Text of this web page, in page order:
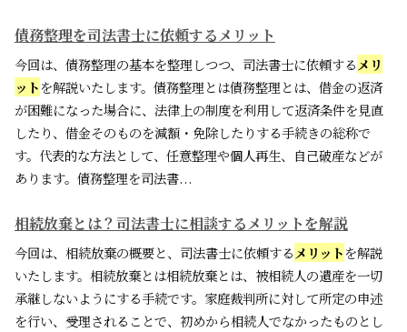
債務整理を司法書士に依頼するメリット
今回は、債務整理の基本を整理しつつ、司法書士に依頼する メリ
ットを解説いたします。債務整理とは債務整理とは、借金の返済
が困難になった場合に、法律上の制度を利用して返済条件を見直
したり、借金そのものを減額・免除したりする手続きの総称で
す。代表的な方法として、任意整理や個人再生、自己破産などが
あります。債務整理を司法書...
相続放棄とは？司法書士に相談するメリットを解説
今回は、相続放棄の概要と、司法書士に依頼する メリットを解説
いたします。相続放棄とは相続放棄とは、被相続人の遺産を一切
承継しないようにする手続です。家庭裁判所に対して所定の申述
を行い、受理されることで、初めから相続人でなかったものとし